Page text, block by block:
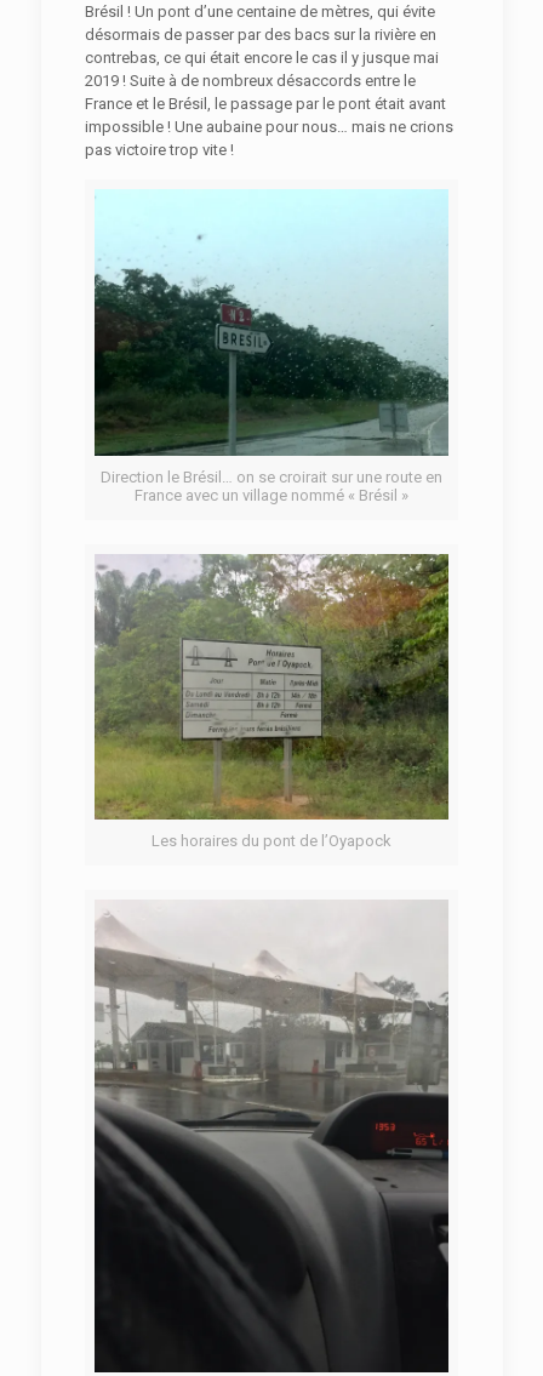
Brésil ! Un pont d’une centaine de mètres, qui évite
désormais de passer par des bacs sur la rivière en
contrebas, ce qui était encore le cas il y jusque mai
2019 ! Suite à de nombreux désaccords entre le
France et le Brésil, le passage par le pont était avant
impossible ! Une aubaine pour nous… mais ne crions
pas victoire trop vite !
Direction le Brésil… on se croirait sur une route en
France avec un village nommé « Brésil »
Les horaires du pont de l’Oyapock